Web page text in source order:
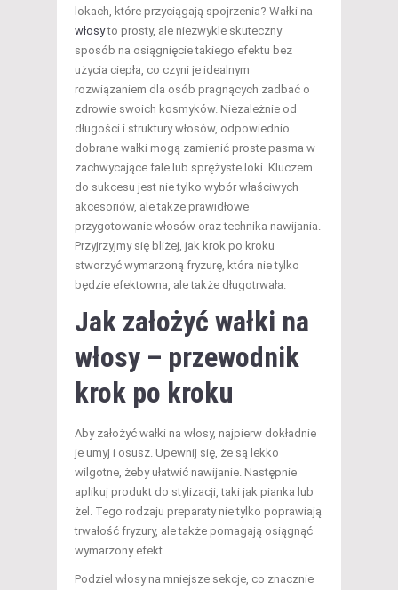
lokach, które przyciągają spojrzenia? Wałki na
włosyto prosty, ale niezwykle skuteczny
sposób na osiągnięcie takiego efektu bez
użycia ciepła, co czyni je idealnym
rozwiązaniem dla osób pragnących zadbać o
zdrowie swoich kosmyków. Niezależnie od
długości i struktury włosów, odpowiednio
dobrane wałki mogą zamienić proste pasma w
zachwycające fale lub sprężyste loki. Kluczem
do sukcesu jest nie tylko wybór właściwych
akcesoriów, ale także prawidłowe
przygotowanie włosów oraz technika nawijania.
Przyjrzyjmy się bliżej, jak krok po kroku
stworzyć wymarzoną fryzurę, która nie tylko
będzie efektowna, ale także długotrwała.
Jak założyć wałki na
włosy – przewodnik
krok po kroku
Aby założyć wałki na włosy, najpierw dokładnie
je umyj i osusz. Upewnij się, że są lekko
wilgotne, żeby ułatwić nawijanie. Następnie
aplikuj produkt do stylizacji, taki jak pianka lub
żel. Tego rodzaju preparaty nie tylko poprawiają
trwałość fryzury, ale także pomagają osiągnąć
wymarzony efekt.
Podziel włosy na mniejsze sekcje, co znacznie